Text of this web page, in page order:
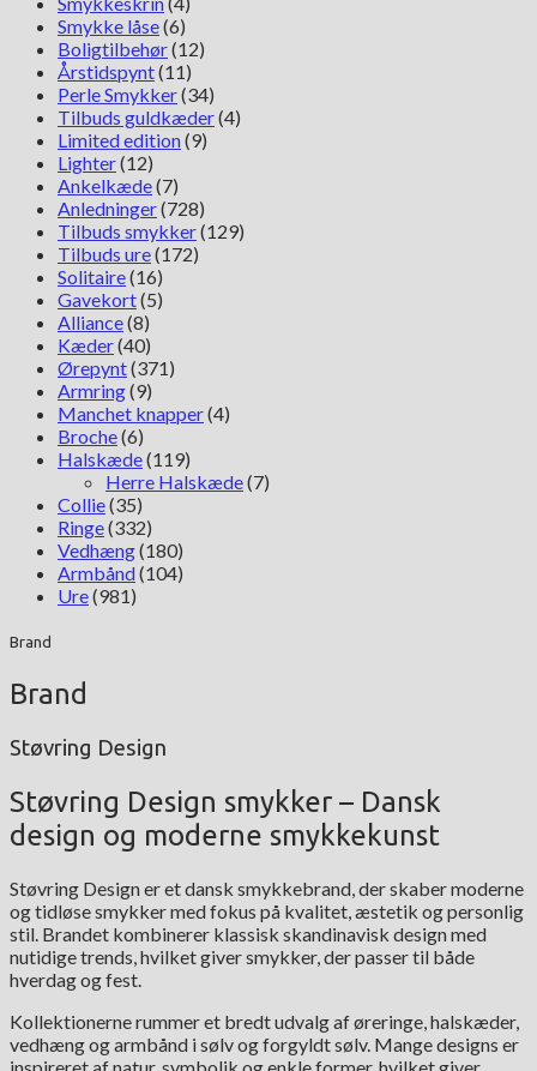
Smykke låse(6)
Boligtilbehør(12)
Årstidspynt(11)
Perle Smykker(34)
Tilbuds guldkæder(4)
Limited edition(9)
Lighter(12)
Ankelkæde(7)
Anledninger(728)
Tilbuds smykker(129)
Tilbuds ure(172)
Solitaire(16)
Gavekort(5)
Alliance(8)
Kæder(40)
Ørepynt(371)
Armring(9)
Manchet knapper(4)
Broche(6)
Halskæde(119)
Herre Halskæde(7)
Collie(35)
Ringe(332)
Vedhæng(180)
Armbånd(104)
Ure(981)
Brand
Brand
Støvring Design
Støvring Design smykker – Dansk
design og moderne smykkekunst
Støvring Design er et dansk smykkebrand, der skaber moderne
og tidløse smykker med fokus på kvalitet, æstetik og personlig
stil. Brandet kombinerer klassisk skandinavisk design med
nutidige trends, hvilket giver smykker, der passer til både
hverdag og fest.
Kollektionerne rummer et bredt udvalg af øreringe, halskæder,
vedhæng og armbånd i sølv og forgyldt sølv. Mange designs er